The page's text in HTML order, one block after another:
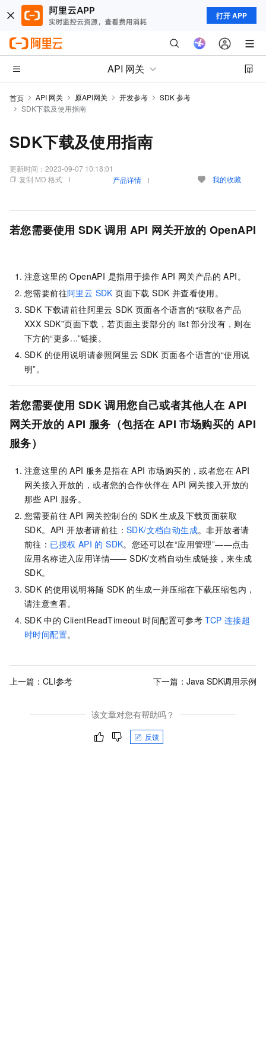
打开 APP
API 网关
首页 API 网关 原API网关 开发参考
SDK 参考
SDK下载及使用指南
SDK下载及使用指南
更新时间： 2023-09-07 10:18:01
复制 MD 格式
产品详情 我的收藏
若您需要使用 SDK 调用 API 网关开放的 OpenAPI
注意这里的 OpenAPI 是指用于操作 API 网关产品的 API。
您需要前往阿里云 SDK页面下载 SDK 并查看使用。
SDK 下载请前往阿里云 SDK 页面各个语言的“获取各产品
XXX SDK”页面下载，若页面主要部分的 list 部分没有，则在
下方的“更多...”链接。
SDK 的使用说明请参照阿里云 SDK 页面各个语言的“使用说
明”。
若您需要使用 SDK 调用您自己或者其他人在 API
网关开放的 API 服务（包括在 API 市场购买的 API
服务）
注意这里的 API 服务是指在 API 市场购买的，或者您在 API
网关接入开放的，或者您的合作伙伴在 API 网关接入开放的
那些 API 服务。
您需要前往 API 网关控制台的 SDK 生成及下载页面获取
SDK。API 开放者请前往： SDK/文档自动生成。非开放者请
前往： 已授权 API 的 SDK。您还可以在“应用管理”——点击
应用名称进入应用详情—— SDK/文档自动生成链接，来生成
SDK。
SDK 的使用说明将随 SDK 的生成一并压缩在下载压缩包内，
请注意查看。
SDK 中的 ClientReadTimeout 时间配置可参考 TCP 连接超
时时间配置。
上一篇： CLI参考 下一篇： Java SDK调用示例
该文章对您有帮助吗？
反馈